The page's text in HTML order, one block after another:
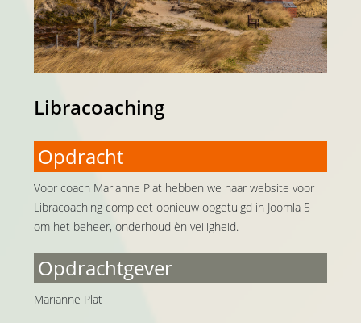
Libracoaching
Opdracht
Voor coach Marianne Plat hebben we haar website voor
Libracoaching compleet opnieuw opgetuigd in Joomla 5
om het beheer, onderhoud èn veiligheid.
Opdrachtgever
Marianne Plat